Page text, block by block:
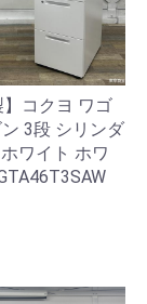
】コクヨ ワゴ
3段 シリンダ
ワイト ホワ